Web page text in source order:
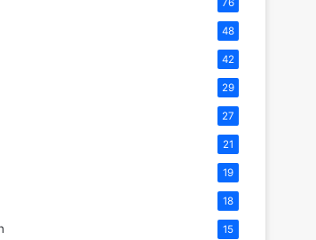
76
48
42
29
27
21
19
18
15